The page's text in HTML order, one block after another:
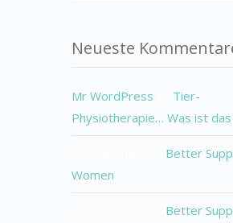
Neueste
Mr WordPress
Tier-
Physiotherapie… Was ist das
Better
Women
Better